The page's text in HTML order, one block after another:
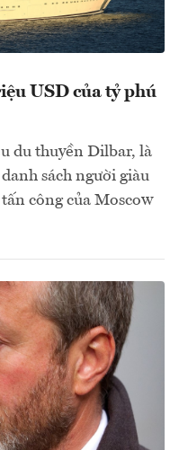
USD của tỷ phú
du thuyền Dilbar, là
sách người giàu
công của Moscow